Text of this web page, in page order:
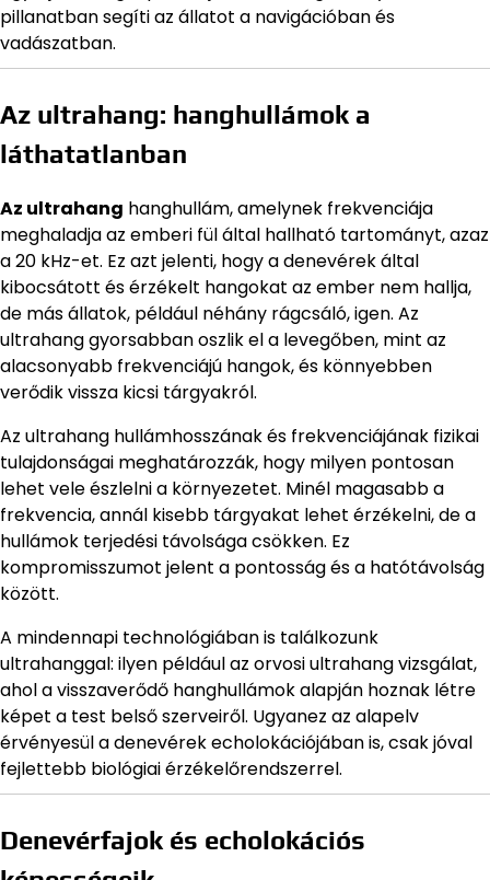
pillanatban segíti az állatot a navigációban és
vadászatban.
Az ultrahang: hanghullámok a
láthatatlanban
Az ultrahang hanghullám, amelynek frekvenciája
meghaladja az emberi fül által hallható tartományt, azaz
a 20 kHz-et. Ez azt jelenti, hogy a denevérek által
kibocsátott és érzékelt hangokat az ember nem hallja,
de más állatok, például néhány rágcsáló, igen. Az
ultrahang gyorsabban oszlik el a levegőben, mint az
alacsonyabb frekvenciájú hangok, és könnyebben
verődik vissza kicsi tárgyakról.
Az ultrahang hullámhosszának és frekvenciájának fizikai
tulajdonságai meghatározzák, hogy milyen pontosan
lehet vele észlelni a környezetet. Minél magasabb a
frekvencia, annál kisebb tárgyakat lehet érzékelni, de a
hullámok terjedési távolsága csökken. Ez
kompromisszumot jelent a pontosság és a hatótávolság
között.
A mindennapi technológiában is találkozunk
ultrahanggal: ilyen például az orvosi ultrahang vizsgálat,
ahol a visszaverődő hanghullámok alapján hoznak létre
képet a test belső szerveiről. Ugyanez az alapelv
érvényesül a denevérek echolokációjában is, csak jóval
fejlettebb biológiai érzékelőrendszerrel.
Denevérfajok és echolokációs